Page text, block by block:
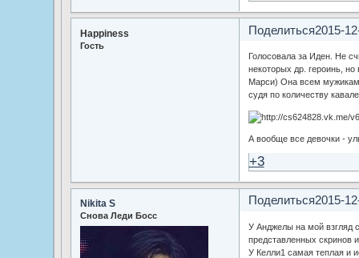
Поделиться2015-
Happiness
Гость
Голосовала за Иден. Не
некоторых др. героинь,
Марси) Она всем мужикам
судя по количеству
А вообще все девочки -
+3
Поделиться2015-
Nikita S
Снова Леди Босс
У Анджелы на мой взгляд
представленных скринов
У Келли1 самая теплая и